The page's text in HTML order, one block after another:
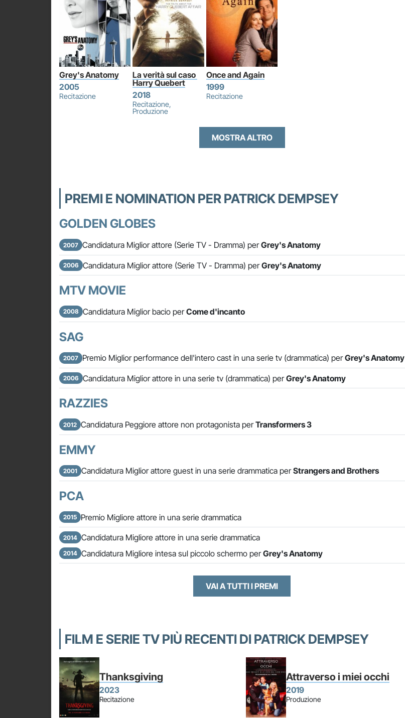
Grey's Anatomy
2005
Recitazione
La verità sul caso
Harry Quebert
2018
Recitazione,
Produzione
Once and Again
1999
Recitazione
MOSTRA ALTRO
PREMI E NOMINATION PER PATRICK DEMPSEY
GOLDEN GLOBES
2007 Candidatura Miglior attore (Serie TV - Dramma) perGrey's Anatomy
2006 Candidatura Miglior attore (Serie TV - Dramma) perGrey's Anatomy
MTV MOVIE
2008 Candidatura Miglior bacio perCome d'incanto
SAG
2007 Premio Miglior performance dell'intero cast in una serie tv (drammatica) perGrey's Anatomy
2006 Candidatura Miglior attore in una serie tv (drammatica) perGrey's Anatomy
RAZZIES
2012 Candidatura Peggiore attore non protagonista perTransformers 3
EMMY
2001 Candidatura Miglior attore guest in una serie drammatica perStrangers and Brothers
PCA
2015 Premio Migliore attore in una serie drammatica
2014 Candidatura Migliore attore in una serie drammatica
2014 Candidatura Migliore intesa sul piccolo schermo perGrey's Anatomy
VAI A TUTTI I PREMI
FILM E SERIE TV PIÙ RECENTI DI PATRICK DEMPSEY
Thanksgiving
2023
Recitazione
Attraverso i miei occhi
2019
Produzione